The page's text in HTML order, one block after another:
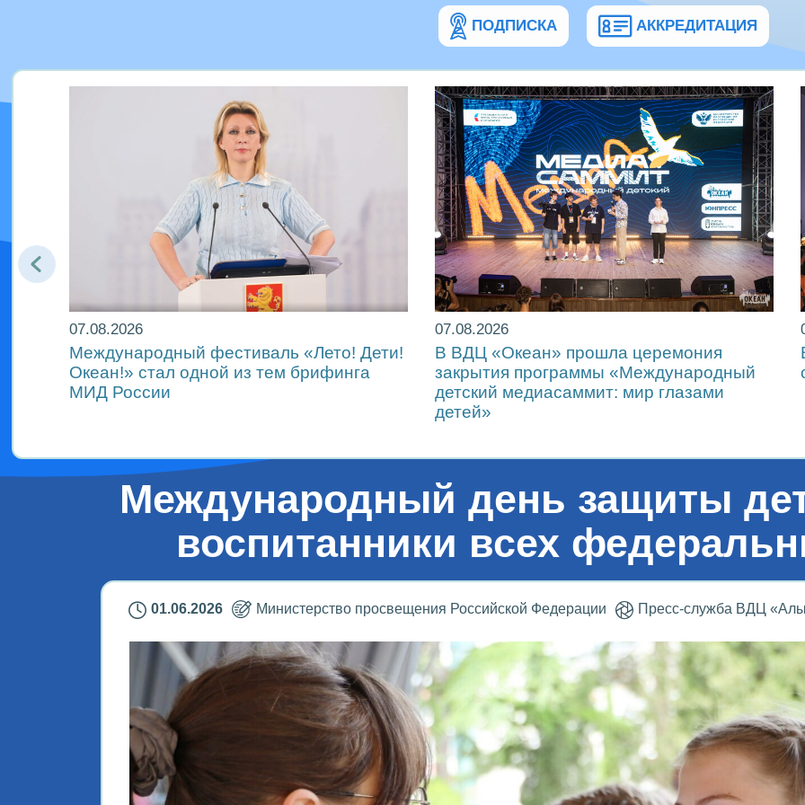
ПОДПИСКА АККРЕДИТАЦИЯ
07.08.2026
Международный фестиваль «Лето! Дети!
Океан!» стал одной из тем брифинга
МИД России
07.08.2026
В ВДЦ «Океан» прошла церемония
закрытия программы «Международный
детский медиасаммит: мир глазами
детей»
Международный день защиты
воспитанники всех
01.06.2026 Министерство просвещения Российской Федерации Пресс-служба ВДЦ